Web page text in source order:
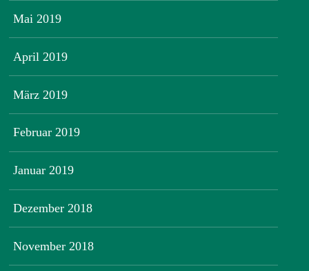
Mai 2019
April 2019
März 2019
Februar 2019
Januar 2019
Dezember 2018
November 2018